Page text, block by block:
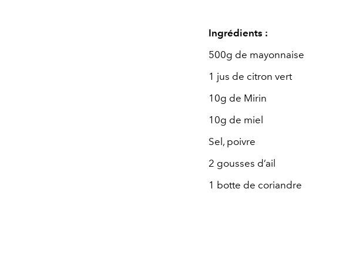
Ingrédients :
500g de mayonnaise
1 jus de citron vert
10g de Mirin
10g de miel
Sel, poivre
2 gousses d’ail
1 botte de coriandre